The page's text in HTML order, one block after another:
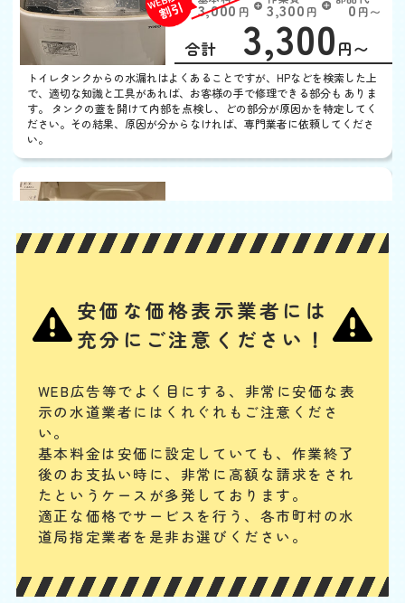
3,000 円 W
EB
限
定
割
引
3,300 円 0円〜
合計 3,300 円〜
トイレタンクからの水漏れはよくあることですが、HPなどを検索した上
で、適切な知識と工具があれば、お客様の手で修理できる部分も ありま
す。 タンクの蓋を開けて内部を点検し、どの部分が原因かを特定してく
ださい。その結果、原因が分からなければ、専門業者に依頼してくださ
い。
基本料
3,000 W
定
割
引
作業費
3,300
部品代
0
合計 3,300
ノズルや内部のバルブユニットの汚れ・劣化、給水ホースの緩みや劣
化、給水フィルターのつまり、水抜き栓の劣化などが、主な水漏れの原
配管やパイプから水漏れ
基本料
3,000 円 W
EB
限
定
割
引
作業費
3,850 円
部品代
0
合計 3,850
配管継ぎ目のナット緩みや配管内パッキンの劣化などが原因の場合が多
いです。パイプの破損や分かりにくい細かなひび割れの場合もあります
ます。
安価な価格表示業者には
充分にご注意ください！
WEB広告等でよく目にする、非常に安価な表
示の水道業者にはくれぐれもご注意くださ
い。
基本料金は安価に設定していても、作業終了
後のお支払い時に、 非常に高額な請求をされ
たというケースが多発しております。
適正な価格でサービスを行う、各市町村の水
道局指定業者を是非お選びください。